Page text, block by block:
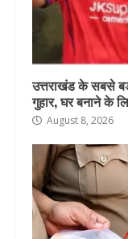
उत्तराखंड के सबसे
गुहार, घर बनाने के
August 8, 2026